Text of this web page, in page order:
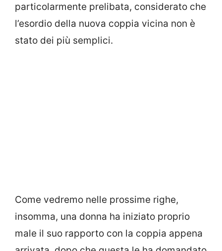
particolarmente prelibata, considerato che
l’esordio della nuova coppia vicina non è
stato dei più semplici.
Come vedremo nelle prossime righe,
insomma, una donna ha iniziato proprio
male il suo rapporto con la coppia appena